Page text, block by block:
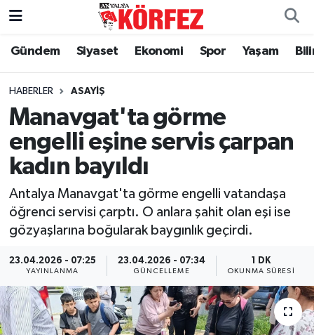
Gündem Siyaset Ekonomi Spor Yaşam
HABERLER ASAYIŞ
Manavgat'ta görme
engelli eşine servis çarpan
kadın bayıldı
Antalya Manavgat'ta görme engelli vatandaşa
öğrenci servisi çarptı. O anlara şahit olan eşi ise
gözyaşlarına boğularak baygınlık geçirdi.
23.04.2026 - 07:25
YAYINLANMA
23.04.2026 - 07:34
GÜNCELLEME
1 DK
OKUNMA SÜRESI
Gündem
Siyaset
Yerel Yönetim
Ekonomi
Spor
Yaşam
Asayiş
Dünya
Nöbetçi Eczaneler
Hava Durumu
Trafik Durumu
Süper Lig Puan Durumu ve Fikstür
Tüm Manşetler
Son Dakika Haberleri
Haber Arşivi